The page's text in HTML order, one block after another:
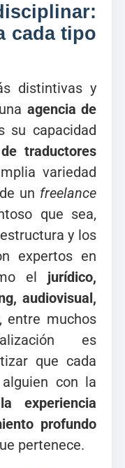
cada tipo
distintivas y
agencia de
su capacidad
traductores
variedad
un freelance
que sea,
y los
expertos en
el jurídico,
audiovisual,
entre muchos
es
que cada
con la
experiencia
profundo
pertenece.